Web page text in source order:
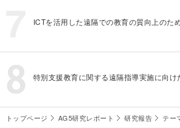
ICTを活用した遠隔での教育の質向上のた
特別支援教育に関する遠隔指導実施に向け
トップページ AG5研究レポート 研究報告 テー